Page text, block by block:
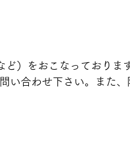
）をおこなっておりま
い合わせ下さい。また